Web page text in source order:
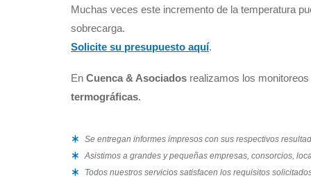
Muchas veces este incremento de la temperatura
sobrecarga.
Solicite su presupuesto aquí.
En Cuenca & Asociados realizamos los
termográficas.
Se entregan informes impresos con sus respectivos
Asistimos a grandes y pequeñas empresas, consorcios,
Todos nuestros servicios satisfacen los requisitos